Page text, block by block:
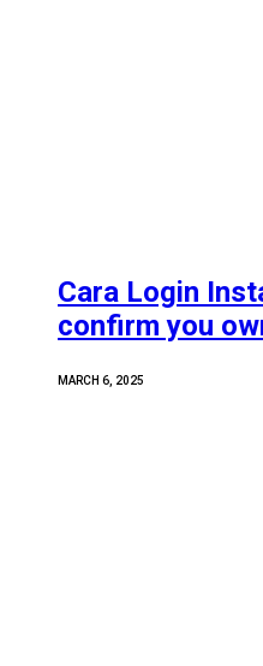
Cara Login
confirm you
MARCH 6, 2025